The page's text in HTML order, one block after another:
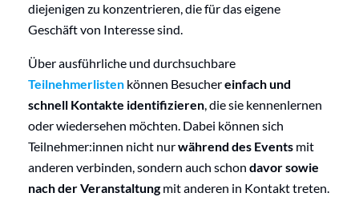
diejenigen zu konzentrieren, die für das eigene
Geschäft von Interesse sind.
Über ausführliche und durchsuchbare
Teilnehmerlisten können Besuchereinfach und
schnell Kontakte identifizieren, die sie kennenlernen
oder wiedersehen möchten. Dabei können sich
Teilnehmer:innen nicht nurwährend des Events mit
anderen verbinden, sondern auch schon davor sowie
nach der Veranstaltungmit anderen in Kontakt treten.